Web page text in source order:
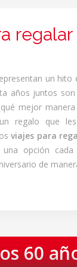
un hito
años juntos
mejor
regalo que
viajes para
opción
de
60